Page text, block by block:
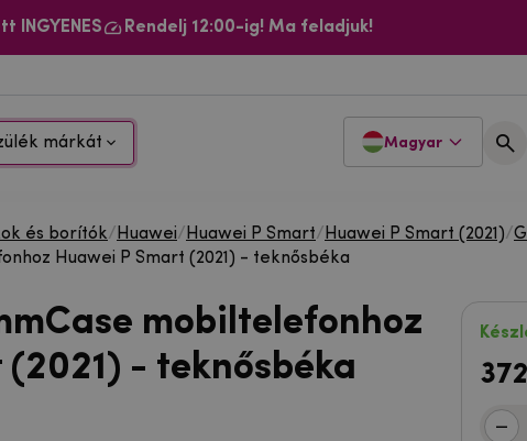
INGYENES Rendelj 12:00-ig! Ma feladjuk!
márkát Magyar
és borítók/ Huawei/ Huawei P Smart/ Huawei P Smart (2021)/
Huawei P Smart (2021) - teknősbéka
mobiltelefonhoz
- teknősbéka